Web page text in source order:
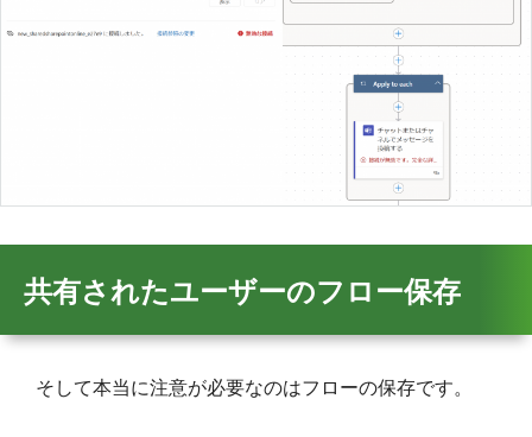
共有されたユーザーのフロー保存
そして本当に注意が必要なのはフローの保存です。